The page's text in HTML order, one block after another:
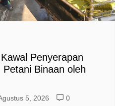
Penyerapan
Binaan oleh
5, 2026 0